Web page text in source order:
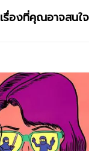
เรื่องที่คุณอาจสนใจ